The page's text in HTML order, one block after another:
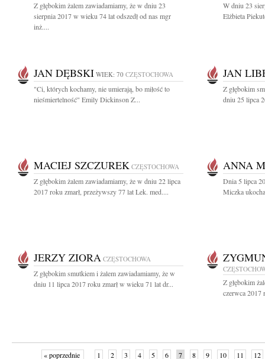
Z głębokim żalem zawiadamiamy, że w dniu 23
sierpnia 2017 w wieku 74 lat odszedł od nas mgr
inż....
W dniu 23
Elżbieta
JAN DĘBSKI WIEK: 70 CZĘSTOCHOWA
"Ci, których kochamy, nie umierają, bo miłość to
nieśmiertelność" Emily Dickinson Z...
JAN
Z głębokim
dniu 25 lipca
MACIEJ SZCZUREK CZĘSTOCHOWA
Z głębokim żalem zawiadamiamy, że w dniu 22 lipca
2017 roku zmarł, przeżywszy 77 lat Lek. med....
ANNA
Dnia 5 lipca
Miczka
JERZY ZIORA CZĘSTOCHOWA
Z głębokim smutkiem i żalem zawiadamiamy, że w
dniu 11 lipca 2017 roku zmarł w wieku 71 lat dr...
Z głębokim
czerwca 2017
« poprzednie 1 2 3 4 5 6 7 8 9 10 11 12